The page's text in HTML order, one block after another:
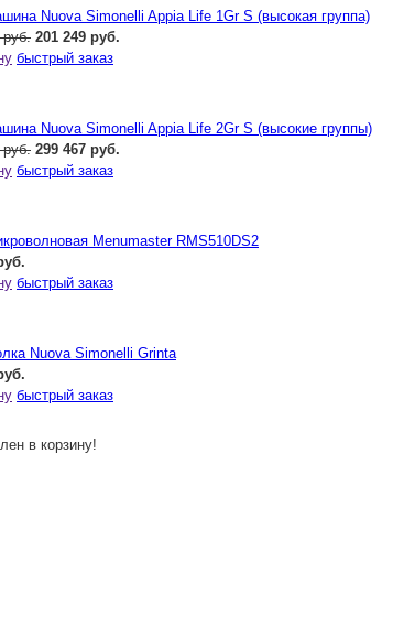
Nuova Simonelli Appia Life 1Gr S (высокая группа)
руб. 201 249 руб.
быстрый заказ
Nuova Simonelli Appia Life 2Gr S (высокие группы)
руб. 299 467 руб.
быстрый заказ
Menumaster RMS510DS2
быстрый заказ
Nuova Simonelli Grinta
быстрый заказ
в корзину!